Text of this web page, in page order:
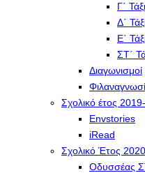
Γ΄
Δ΄
Ε΄
ΣΤ΄
Διαγωνισμοί
Σχολικό έτος
Envstories
iRead
Σχολικό Έτος
Οδυσσέας